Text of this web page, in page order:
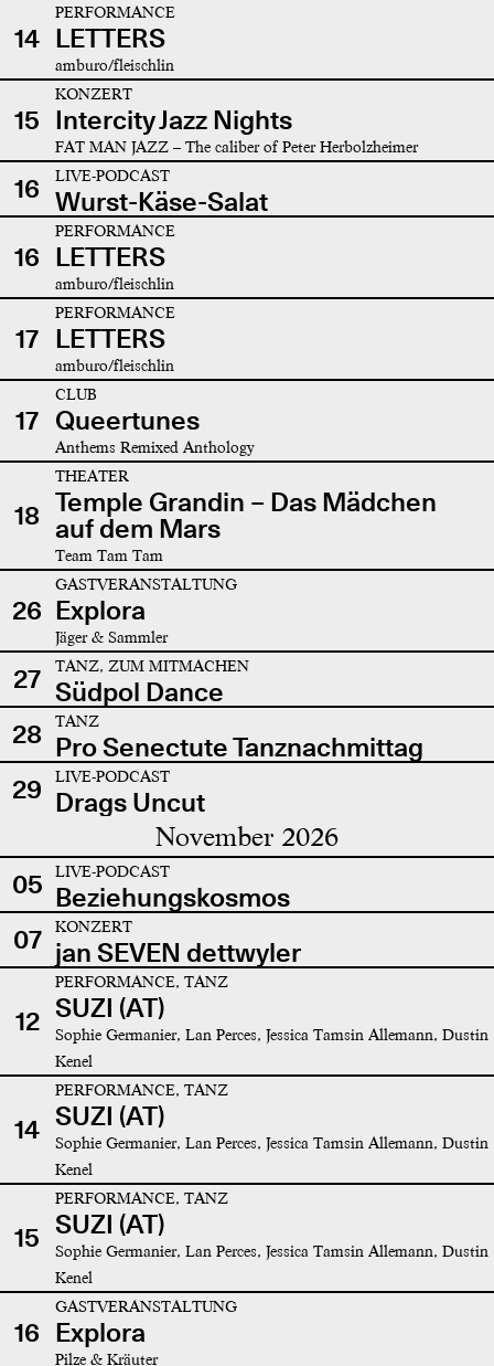
14
PERFORMANCE
LETTERS
amburo/fleischlin
15
KONZERT
Intercity Jazz Nights
FAT MAN JAZZ – The caliber of Peter Herbolzheimer
16 LIVE-PODCAST
Wurst-Käse-Salat
16
PERFORMANCE
LETTERS
amburo/fleischlin
17
PERFORMANCE
LETTERS
amburo/fleischlin
17
CLUB
Queertunes
Anthems Remixed Anthology
18
THEATER
Temple Grandin – Das Mädchen
auf dem Mars
Team Tam Tam
26
GASTVERANSTALTUNG
Explora
Jäger & Sammler
27 TANZ, ZUM MITMACHEN
Südpol Dance
28
TANZ
Pro Senectute Tanznachmittag
29
LIVE-PODCAST
Drags Uncut
November 2026
05 LIVE-PODCAST
Beziehungskosmos
07
KONZERT
jan SEVEN dettwyler
12
PERFORMANCE, TANZ
SUZI (AT)
Sophie Germanier, Lan Perces, Jessica Tamsin Allemann, Dustin
Kenel
14
PERFORMANCE, TANZ
SUZI (AT)
Sophie Germanier, Lan Perces, Jessica Tamsin Allemann, Dustin
Kenel
15
PERFORMANCE, TANZ
SUZI (AT)
Sophie Germanier, Lan Perces, Jessica Tamsin Allemann, Dustin
Kenel
16
GASTVERANSTALTUNG
Explora
Pilze & Kräuter